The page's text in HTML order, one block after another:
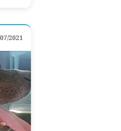
2021